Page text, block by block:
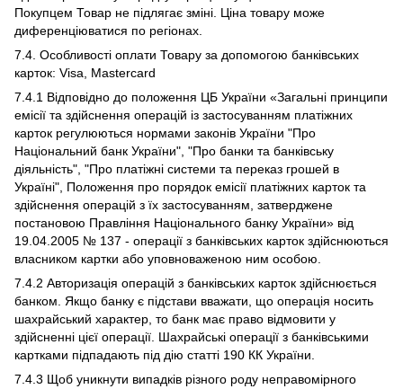
Покупцем Товар не підлягає зміні. Ціна товару може
диференціюватися по регіонах.
7.4. Особливості оплати Товару за допомогою банківських
карток: Visa, Mastercard
7.4.1 Відповідно до положення ЦБ України «Загальні принципи
емісії та здійснення операцій із застосуванням платіжних
карток регулюються нормами законів України "Про
Національний банк України", "Про банки та банківську
діяльність", "Про платіжні системи та переказ грошей в
Україні", Положення про порядок емісії платіжних карток та
здійснення операцій з їх застосуванням, затверджене
постановою Правління Національного банку України» від
19.04.2005 № 137 - операції з банківських карток здійснюються
власником картки або уповноваженою ним особою.
7.4.2 Авторизація операцій з банківських карток здійснюється
банком. Якщо банку є підстави вважати, що операція носить
шахрайський характер, то банк має право відмовити у
здійсненні цієї операції. Шахрайські операції з банківськими
картками підпадають під дію статті 190 КК України.
7.4.3 Щоб уникнути випадків різного роду неправомірного